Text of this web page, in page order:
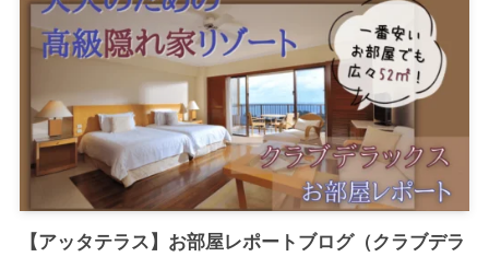
【アッタテラス】お部屋レポートブログ（クラブデラ